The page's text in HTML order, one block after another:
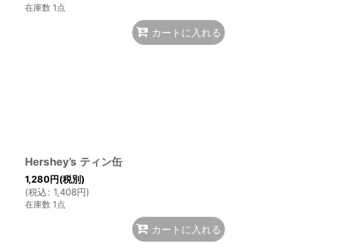
在庫数 1点
カートに入れる
Hershey’s ティン缶
1,280円(税別)
(税込: 1,408円)
在庫数 1点
カートに入れる